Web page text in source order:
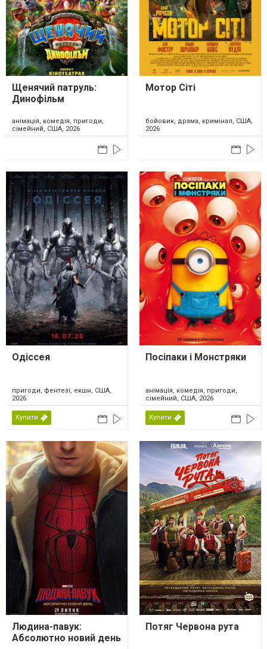
Щенячий патруль:
Динофільм
анімація, комедія, пригоди,
сімейний, США, 2026
Мотор Сіті
бойовик, драма, кримінал, США,
2026
Одіссея
пригоди, фентезі, екшн, США,
2026
Купити
Посіпаки і Монстряки
анімація, комедія, пригоди,
сімейний, США, 2026
Купити
Людина-павук:
Абсолютно новий день
Потяг Червона рута